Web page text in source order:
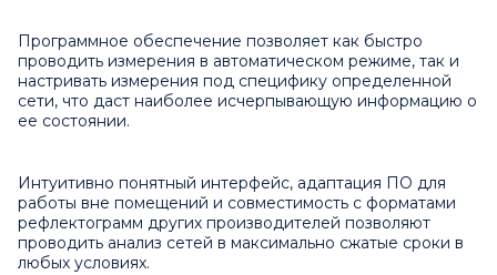
Программное обеспечение позволяет как быстро
проводить измерения в автоматическом режиме, так и
настривать измерения под специфику определенной
сети, что даст наиболее исчерпывающую информацию о
ее состоянии.
Интуитивно понятный интерфейс, адаптация ПО для
работы вне помещений и совместимость с форматами
рефлектограмм других производителей позволяют
проводить анализ сетей в максимально сжатые сроки в
любых условиях.